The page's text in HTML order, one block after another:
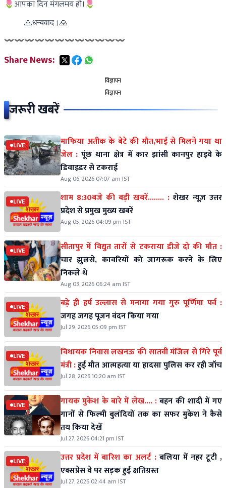
🌷आपका दिन मंगलमय हो।🌷
    🙏धन्यवाद।🙏
〰〰〰〰〰〰〰〰〰〰〰〰
Share News:
विज्ञापन
विज्ञापन
जरूरी खबरें
LIVE
माफिया अतीक के बेटे की मौत,भाई से मिलने गया था
जेल : पूंछ थाना क्षेत्र में कार झांसी कानपुर हाइवे के
डिवाइडर से टकराई
Aug 06, 2026 07:07 am IST
LIVE शाम 8:30बजे की बड़ी खबरें........ : शेखर न्यूज़ उत्तर
प्रदेश से प्रमुख मुख्य खबरें
Aug 05, 2026 04:09 pm IST
LIVE
सीतापुर में विद्युत तारों से टकराया डीजे दो की मौत :
चार झुलसे, कावरियों को जागरूक करने के लिए
निकले थे
Aug 03, 2026 06:24 am IST
LIVE
बड़े ही हर्ष उल्लास से मनाया गया गुरु पूर्णिमा पर्व :
जगह जगह पूजन वंदन किया गया
Jul 29, 2026 05:09 pm IST
LIVE
विधायक निवास लखनऊ की सातवीं मंजिल से गिरे पूर्व
मंत्री :हुई मौत आत्महत्या या हादसा पुलिस कर रही जॉच
Jul 28, 2026 10:20 am IST
LIVE गायक मुकेश के बारे में लेख.... :बहन की शादी में गए
गानों से फिल्मी बुलंदियों तक का सफर मुकेश ने कैसे
तय किया देखें
Jul 27, 2026 04:21 pm IST
LIVE उत्तर प्रदेश में बारिश का अलर्ट : बलिया में नहर टूटी ,
एक्सप्रेस वे पर सड़क हुई क्षतिग्रस्त
Jul 27, 2026 02:44 am IST